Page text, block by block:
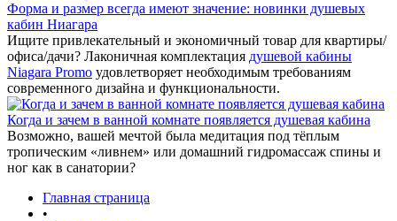
Форма и размер всегда имеют значение: новинки душевых
кабин Ниагара
Ищите привлекательный и экономичный товар для квартиры/
офиса/дачи? Лаконичная комплектация душевой кабины
Niagara Promo удовлетворяет необходимым требованиям
современного дизайна и функциональности.
Когда и зачем в ванной комнате появляется душевая кабина
Возможно, вашей мечтой была медитация под тёплым
тропическим «ливнем» или домашний гидромассаж спины и
ног как в санатории?
Главная страница
•